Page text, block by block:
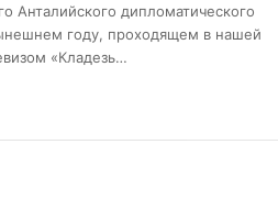
Анталийского дипломатического
году, проходящем в нашей
«Кладезь…